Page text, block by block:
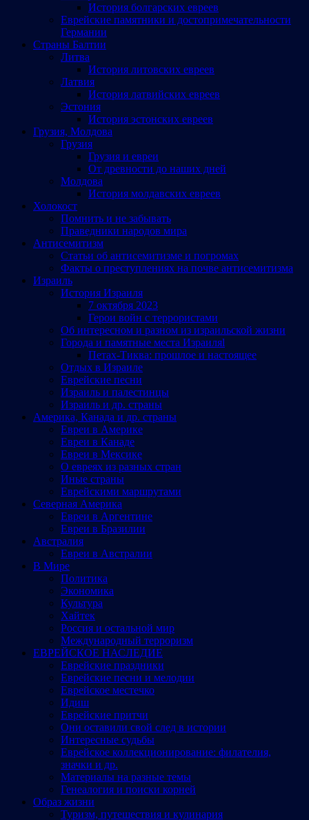
История болгарских евреев
Еврейские памятники и достопримечательности
Германии
Страны Балтии
Литва
История литовских евреев
Латвия
История латвийских евреев
Эстония
История эстонских евреев
Грузия, Молдова
Грузия
Грузия и евреи
От древности до наших дней
Молдова
История молдавских евреев
Холокост
Помнить и не забывать
Праведники народов мира
Антисемитизм
Статьи об антисемитизме и погромах
Факты о преступлениях на почве антисемитизма
Израиль
История Израиля
7 октября 2023
Герои войн с террористами
Об интересном и разном из израильской жизни
Города и памятные места Израиляl
Петах-Тиква: прошлое и настоящее
Отдых в Израиле
Еврейские песни
Израиль и палестинцы
Израиль и др. страны
Америка, Канада и др. страны
Евреи в Америке
Евреи в Канаде
Евреи в Мексике
О евреях из разных стран
Иные страны
Еврейскими маршрутами
Северная Америка
Евреи в Аргентине
Евреи в Бразилии
Австралия
Евреи в Австралии
В Мире
Политика
Экономика
Культура
Хайтек
Россия и остальной мир
Международный терроризм
ЕВРЕЙСКОЕ НАСЛЕДИЕ
Еврейские праздники
Еврейские песни и мелодии
Еврейское местечко
Идиш
Еврейские притчи
Они оставили свой след в истории
Интересные судьбы
Еврейское коллекционирование: филателия,
значки и др.
Материалы на разные темы
Генеалогия и поиски корней
Образ жизни
Туризм, путешествия и кулинария